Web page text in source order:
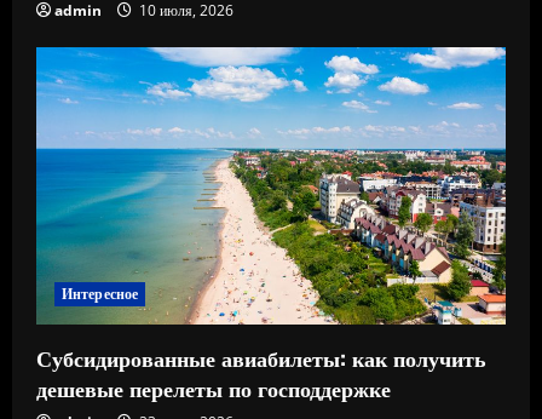
admin 10 июля, 2026
Интересное
Субсидированные авиабилеты: как получить
дешевые перелеты по господдержке